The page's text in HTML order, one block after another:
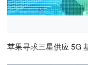
苹果寻求三星供应 5G